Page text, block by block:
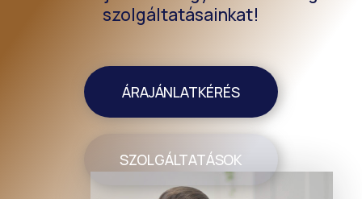
szolgáltatásainkat!
ÁRAJÁNLATKÉRÉS
SZOLGÁLTATÁSOK